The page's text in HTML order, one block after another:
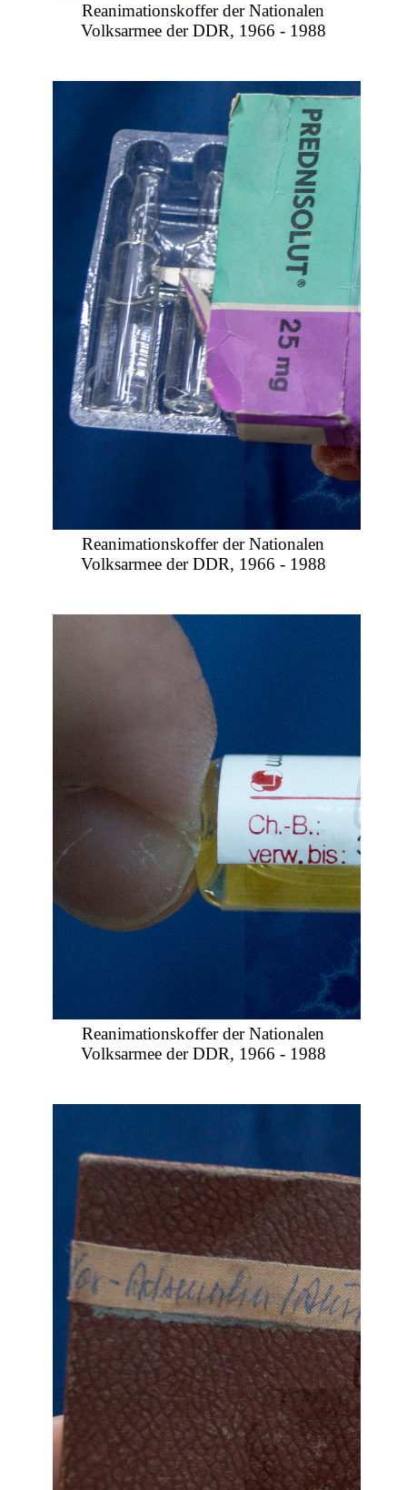
Reanimationskoffer der Nationalen
Volksarmee der DDR, 1966 - 1988
Reanimationskoffer der Nationalen
Volksarmee der DDR, 1966 - 1988
Reanimationskoffer der Nationalen
Volksarmee der DDR, 1966 - 1988